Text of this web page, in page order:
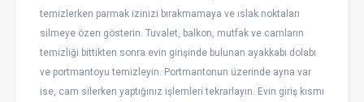
temizlerken parmak izinizi bırakmamaya ve ıslak noktaları
silmeye özen gösterin. Tuvalet, balkon, mutfak ve camların
temizliği bittikten sonra evin girişinde bulunan ayakkabı dolabı
ve portmantoyu temizleyin. Portmantonun üzerinde ayna var
ise, cam silerken yaptığınız işlemleri tekrarlayın. Evin giriş kısmı